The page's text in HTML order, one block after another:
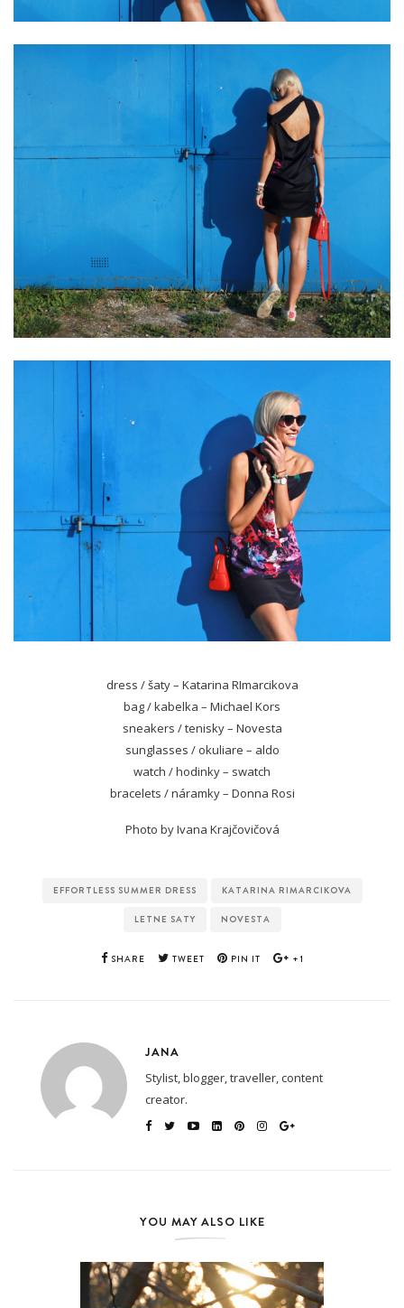
dress / šaty – Katarina RImarcikova
bag / kabelka – Michael Kors
sneakers / tenisky – Novesta
sunglasses / okuliare – aldo
watch / hodinky – swatch
bracelets / náramky – Donna Rosi
Photo by Ivana Krajčovičová
EFFORTLESS SUMMER DRESS KATARINA RIMARCIKOVA
LETNE SATY NOVESTA
SHARE TWEET PIN IT +1
JANA
Stylist, blogger, traveller, content
creator.
YOU MAY ALSO LIKE